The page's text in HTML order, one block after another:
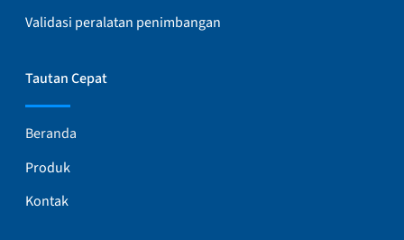
Validasi peralatan penimbangan
Tautan Cepat
Beranda
Produk
Kontak